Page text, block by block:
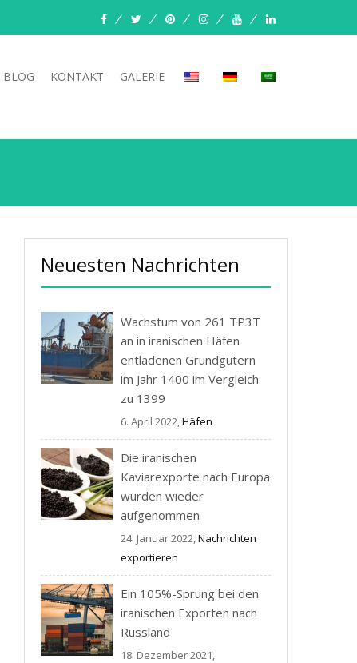
FacebookTwitterPinterestInstagramYoutubeLinkedIn
BLOG KONTAKT GALERIE
Neuesten Nachrichten
Wachstum von 261 TP3T
an in iranischen Häfen
entladenen Grundgütern
im Jahr 1400 im Vergleich
zu 1399
6. April 2022,Häfen
Die iranischen
Kaviarexporte nach Europa
wurden wieder
aufgenommen
24. Januar 2022,Nachrichten
exportieren
Ein 105%-Sprung bei den
iranischen Exporten nach
Russland
18. Dezember 2021,